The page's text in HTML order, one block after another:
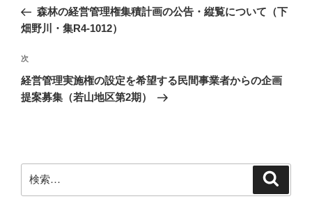
ナ
ゲ
ー
シ
の
投
森林の経営管理権集積計画の公告・縦覧について（下
畑野川・集R4-1012）
次
の
投
次
経営管理実施権の設定を希望する民間事業者からの企画
提案募集（若山地区第2期）
索: